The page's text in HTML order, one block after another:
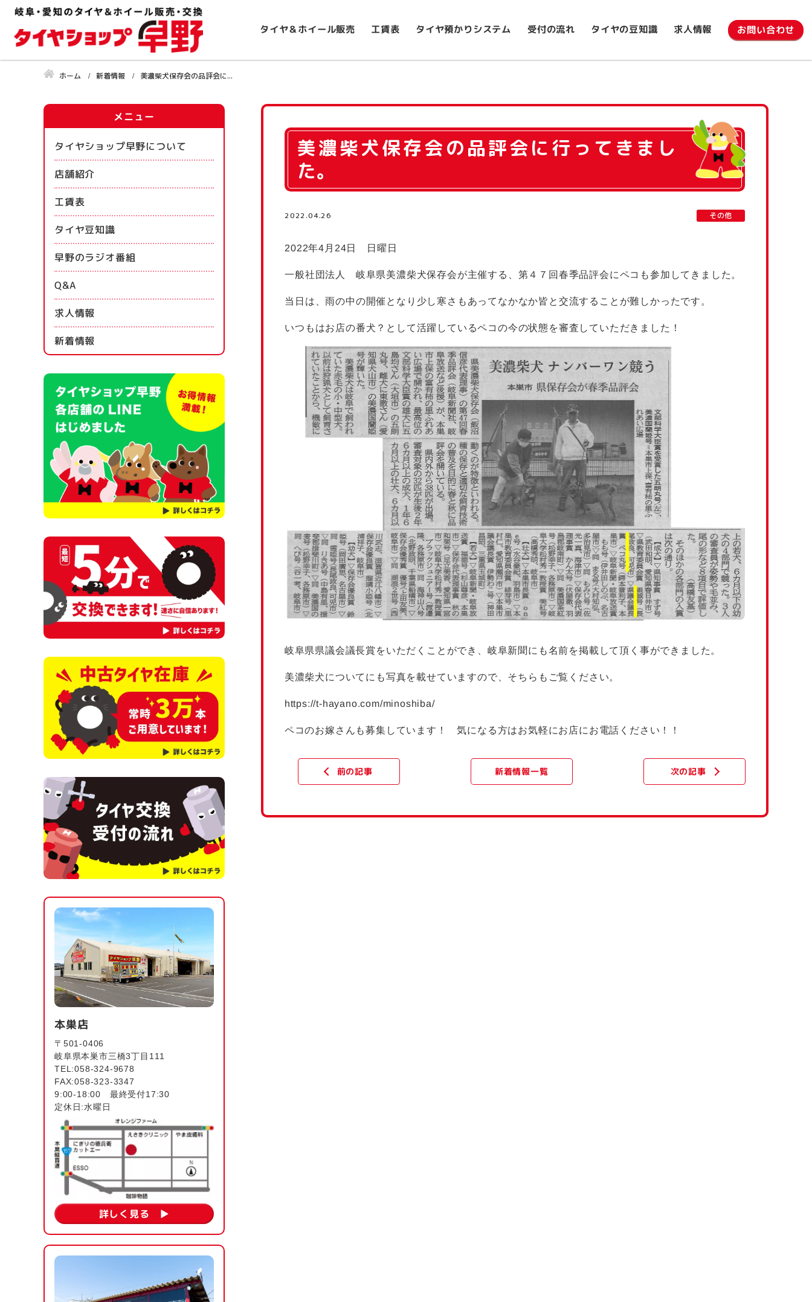
タイヤ＆ホイール販売 工賃表 タイヤ預かりシステム 受付の流れ タイヤの豆知識 求人情報 お問い合わせ
ホーム 新着情報 美濃柴犬保存会の品評会に...
美濃柴犬保存会の品評会に行ってきまし
た。
2022.04.26 その他
2022年4月24日 日曜日
一般社団法人 岐阜県美濃柴犬保存会が主催する、第４７回春季品評会にペコも参加してきました。
当日は、雨の中の開催となり少し寒さもあってなかなか皆と交流することが難しかったです。
いつもはお店の番犬？として活躍しているペコの今の状態を審査していただきました！
岐阜県県議会議長賞をいただくことができ、岐阜新聞にも名前を掲載して頂く事ができました。
美濃柴犬についてにも写真を載せていますので、そちらもご覧ください。
https://t-hayano.com/minoshiba/
ペコのお嫁さんも募集しています！ 気になる方はお気軽にお店にお電話ください！！
前の記事 次の記事
新着情報一覧
メニュー
タイヤショップ早野について
店舗紹介
工賃表
タイヤ豆知識
早野のラジオ番組
Q&A
求人情報
新着情報
本巣店
〒501-0406
岐阜県本巣市三橋3丁目111
TEL:058-324-9678
FAX:058-323-3347
9:00-18:00 最終受付17:30
定休日:水曜日
詳しく見る